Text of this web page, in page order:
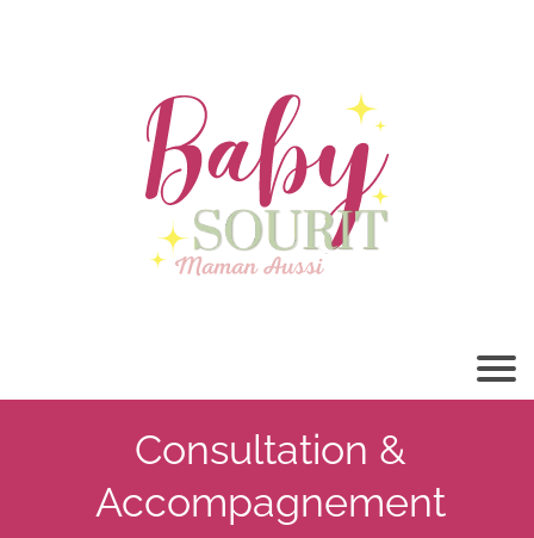
Consultation &
Accompagnement